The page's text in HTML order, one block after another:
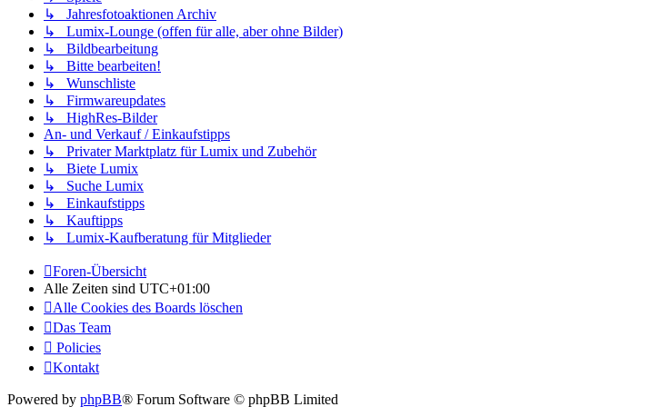
↳ Jahresfotoaktionen Archiv
↳ Lumix-Lounge (offen für alle, aber ohne Bilder)
↳ Bildbearbeitung
↳ Bitte bearbeiten!
↳ Wunschliste
↳ Firmwareupdates
↳ HighRes-Bilder
An- und Verkauf / Einkaufstipps
↳ Privater Marktplatz für Lumix und Zubehör
↳ Biete Lumix
↳ Suche Lumix
↳ Einkaufstipps
↳ Kauftipps
↳ Lumix-Kaufberatung für Mitglieder
Foren-Übersicht
Alle Zeiten sind UTC+01:00
Alle Cookies des Boards löschen
Das Team
Policies
Kontakt
Powered by phpBB® Forum Software © phpBB Limited